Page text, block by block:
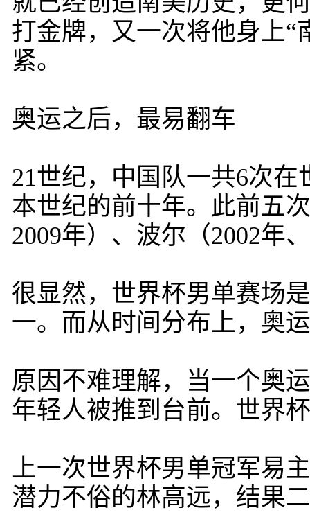
打金牌，又一次将他身上“
紧。
奥运之后，最易翻车
21世纪，中国队一共6次
本世纪的前十年。此前五
2009年）、波尔（2002年
很显然，世界杯男单赛场
一。而从时间分布上，奥
原因不难理解，当一个奥
年轻人被推到台前。世界
上一次世界杯男单冠军易
潜力不俗的林高远，结果